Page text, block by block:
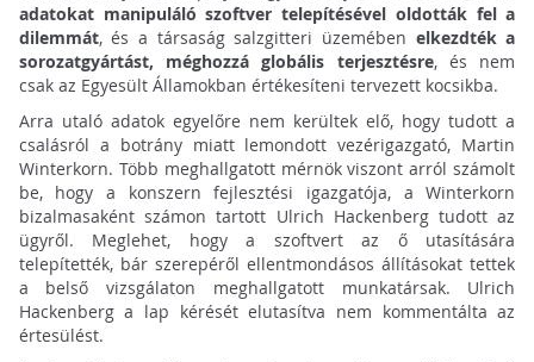
adatokat manipuláló szoftver telepítésével oldották fel a
dilemmát, és a társaság salzgitteri üzemében elkezdték a
sorozatgyártást, méghozzá globális terjesztésre, és nem
csak az Egyesült Államokban értékesíteni tervezett kocsikba.
Arra utaló adatok egyelőre nem kerültek elő, hogy tudott a
csalásról a botrány miatt lemondott vezérigazgató, Martin
Winterkorn. Több meghallgatott mérnök viszont arról számolt
be, hogy a konszern fejlesztési igazgatója, a Winterkorn
bizalmasaként számon tartott Ulrich Hackenberg tudott az
ügyről. Meglehet, hogy a szoftvert az ő utasítására
telepítették, bár szerepéről ellentmondásos állításokat tettek
a belső vizsgálaton meghallgatott munkatársak. Ulrich
Hackenberg a lap kérését elutasítva nem kommentálta az
értesülést.